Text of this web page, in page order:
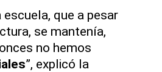
que a pesar
se mantenía,
no hemos
”, explicó la